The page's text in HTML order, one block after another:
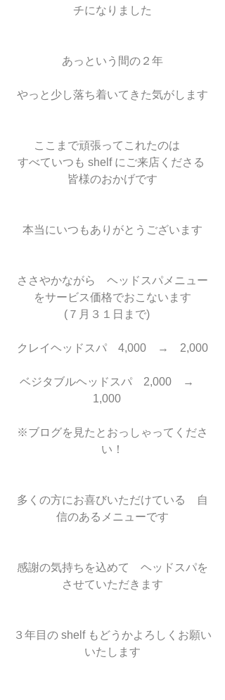
チになりました
あっという間の２年
やっと少し落ち着いてきた気がします
ここまで頑張ってこれたのは
すべていつも shelf にご来店くださる
皆様のおかげです
本当にいつもありがとうございます
ささやかながら　ヘッドスパメニュー
をサービス価格でおこないます
(７月３１日まで)
クレイヘッドスパ　4,000　→　2,000
ベジタブルヘッドスパ　2,000　→
1,000
※ブログを見たとおっしゃってくださ
い！
多くの方にお喜びいただけている　自
信のあるメニューです
感謝の気持ちを込めて　ヘッドスパを
させていただきます
３年目の shelf もどうかよろしくお願い
いたします